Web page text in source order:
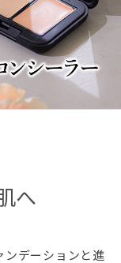
へ
ンデーションと進